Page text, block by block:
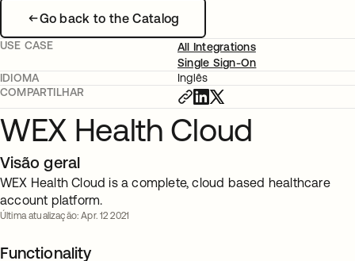
Go back to the Catalog
USE CASE
All Integrations
Single Sign-On
IDIOMA
Inglês
COMPARTILHAR
WEX Health Cloud
Visão geral
WEX Health Cloud is a complete, cloud based healthcare
account platform.
Última atualização: Apr. 12 2021
Functionality